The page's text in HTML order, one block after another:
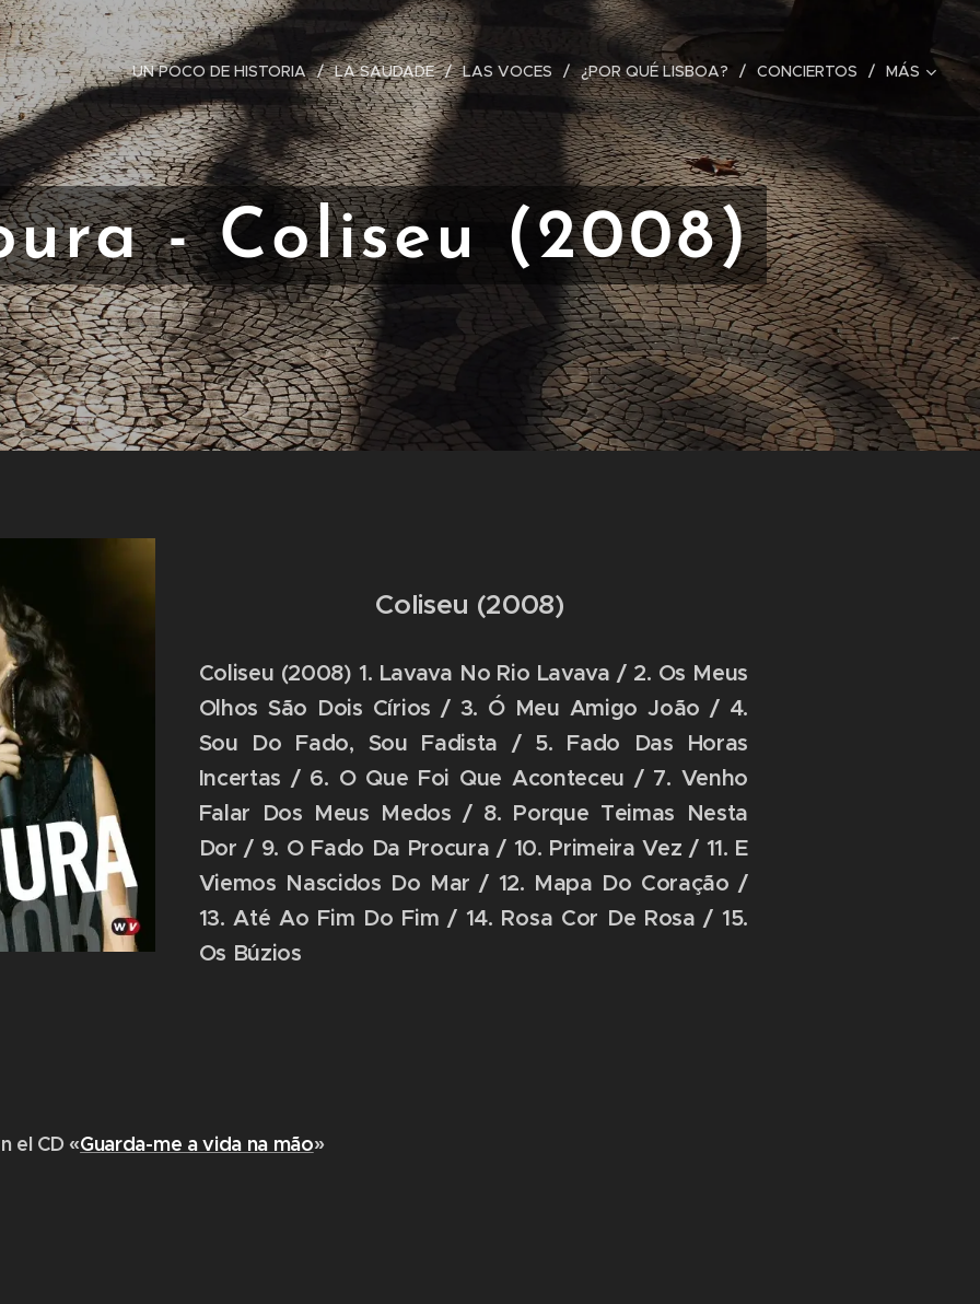
UN POCO DE HISTORIA LA SAUDADE LAS VOCES ¿POR QUÉ LISBOA? CONCIERTOS MÁS
- Coliseu (2008)
Coliseu (2008)
Coliseu (2008) 1. Lavava No Rio Lavava / 2. Os Meus
Olhos São Dois Círios / 3. Ó Meu Amigo João / 4.
Sou Do Fado, Sou Fadista / 5. Fado Das Horas
Incertas / 6. O Que Foi Que Aconteceu / 7. Venho
Falar Dos Meus Medos / 8. Porque Teimas Nesta
Dor / 9. O Fado Da Procura / 10. Primeira Vez / 11. E
Viemos Nascidos Do Mar / 12. Mapa Do Coração /
13. Até Ao Fim Do Fim / 14. Rosa Cor De Rosa / 15.
Os Búzios
el CD «Guarda-me a vida na mão»